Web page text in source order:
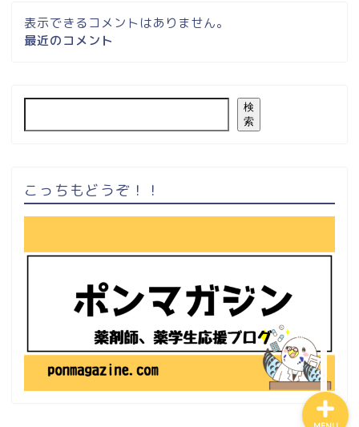
表示できるコメントはありません。
最近のコメント
検
索
こっちもどうぞ！！
お問い合わせ